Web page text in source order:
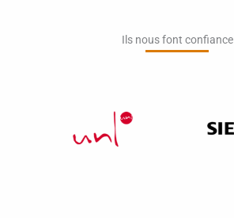
Ils nous font confiance​